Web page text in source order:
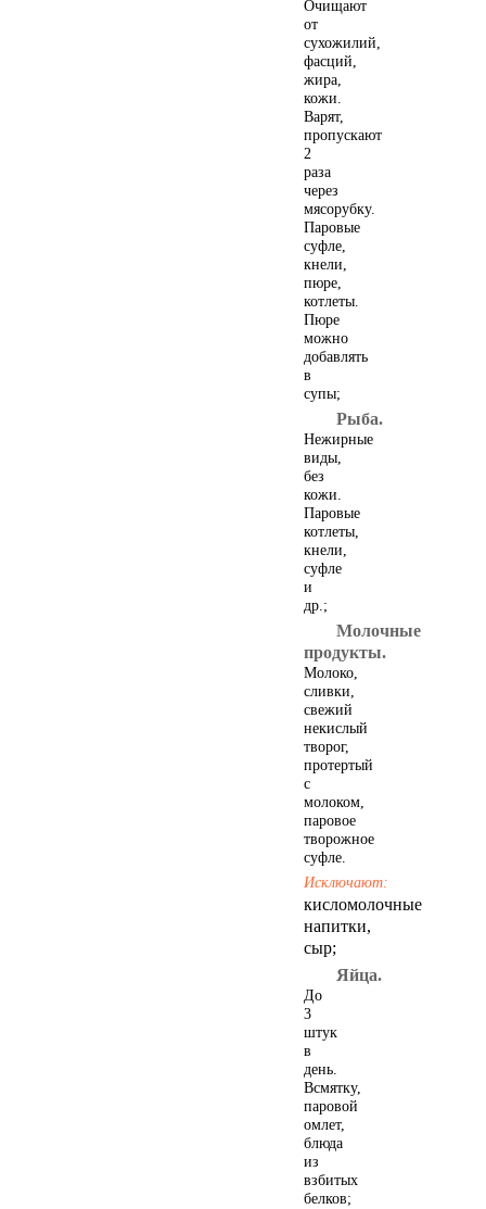
Очищают
от
сухожилий,
фасций,
жира,
кожи.
Варят,
пропускают
2
раза
через
мясорубку.
Паровые
суфле,
кнели,
пюре,
котлеты.
Пюре
можно
добавлять
в
супы;
Рыба.
Нежирные
виды,
без
кожи.
Паровые
котлеты,
кнели,
суфле
и
др.;
Молочные
продукты.
Молоко,
сливки,
свежий
некислый
творог,
протертый
с
молоком,
паровое
творожное
суфле.
Исключают:
кисломолочные
напитки,
сыр;
Яйца.
До
3
штук
в
день.
Всмятку,
паровой
омлет,
блюда
из
взбитых
белков;
Справочник по
лечебному питанию
Фитоэргономика
Зеленая аптека Кузбасса
Лекарственные растения
Приятного аппетита